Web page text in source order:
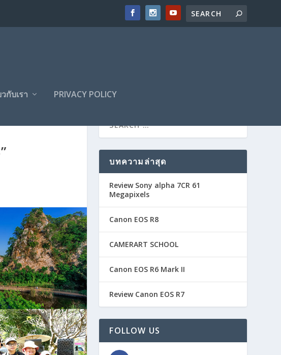
วกับเรา PRIVACY POLICY
บทความล่าสุด
Review Sony alpha 7CR 61
Megapixels
Canon EOS R8
CAMERART SCHOOL
Canon EOS R6 Mark II
Review Canon EOS R7
FOLLOW US